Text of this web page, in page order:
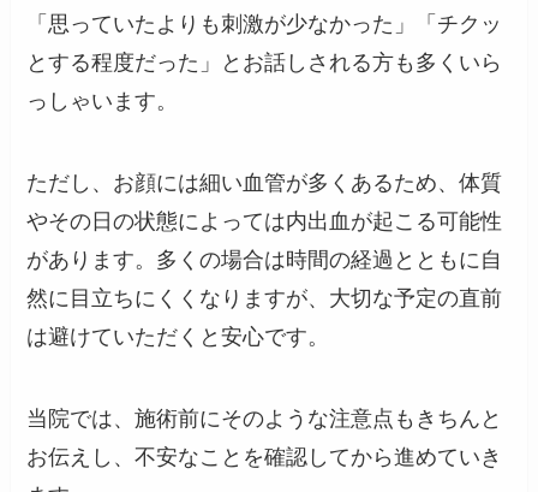
「思っていたよりも刺激が少なかった」「チクッ
とする程度だった」とお話しされる方も多くいら
っしゃいます。
ただし、お顔には細い血管が多くあるため、体質
やその日の状態によっては内出血が起こる可能性
があります。多くの場合は時間の経過とともに自
然に目立ちにくくなりますが、大切な予定の直前
は避けていただくと安心です。
当院では、施術前にそのような注意点もきちんと
お伝えし、不安なことを確認してから進めていき